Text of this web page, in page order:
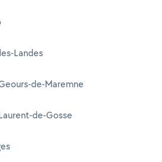
Landes
de-Maremne
de-Gosse